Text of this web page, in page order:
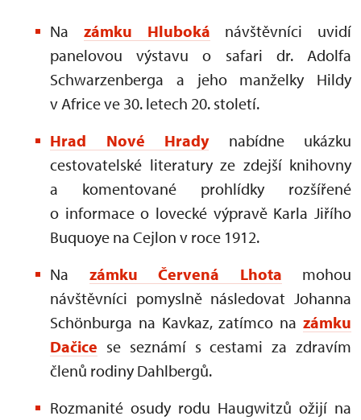
Na zámku Hluboká návštěvníci uvidí
panelovou výstavu o safari dr. Adolfa
Schwarzenberga a jeho manželky Hildy
v Africe ve 30. letech 20. století.
Hrad Nové Hradynabídne ukázku
cestovatelské literatury ze zdejší knihovny
a komentované prohlídky rozšířené
o informace o lovecké výpravě Karla Jiřího
Buquoye na Cejlon v roce 1912.
Na zámku Červená Lhota mohou
návštěvníci pomyslně následovat Johanna
Schönburga na Kavkaz, zatímco na zámku
Dačice se seznámí s cestami za zdravím
členů rodiny Dahlbergů.
Rozmanité osudy rodu Haugwitzů ožijí na